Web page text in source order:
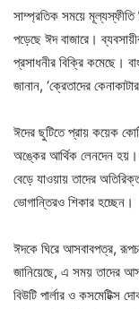
সাম্প্রতিক সময়ে মূল্যস্ফীতি
পড়েছে ঈদ বাজারে।
প্রসাধনীর বিক্রি কমেছে।
জানান, ‘ক্রেতাদের
ঈদের ছুটিতে প্রায় কয়েক
অঙ্কের আর্থিক লেনদেন হয়।
বেড়ে যাওয়ায় তাদের
ভোগান্তিরও শিকার হচ্ছেন।
ঈদকে ঘিরে আসবাবপত্র,
জানিয়েছে, এ সময় তাদের
বিউটি পার্লার ও কসমেটিক্স